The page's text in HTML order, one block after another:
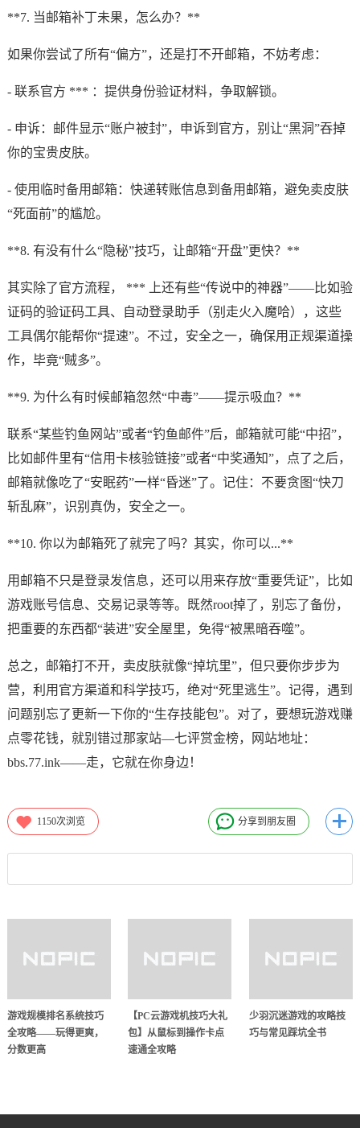
**7. 当邮箱补丁未果，怎么办？**
如果你尝试了所有“偏方”，还是打不开邮箱，不妨考虑：
- 联系官方 *** ：提供身份验证材料，争取解锁。
- 申诉：邮件显示“账户被封”，申诉到官方，别让“黑洞”吞掉
你的宝贵皮肤。
- 使用临时备用邮箱：快递转账信息到备用邮箱，避免卖皮肤
“死面前”的尴尬。
**8. 有没有什么“隐秘”技巧，让邮箱“开盘”更快？**
其实除了官方流程， *** 上还有些“传说中的神器”——比如验
证码的验证码工具、自动登录助手（别走火入魔哈），这些
工具偶尔能帮你“提速”。不过，安全之一，确保用正规渠道操
作，毕竟“贼多”。
**9. 为什么有时候邮箱忽然“中毒”——提示吸血？**
联系“某些钓鱼网站”或者“钓鱼邮件”后，邮箱就可能“中招”，
比如邮件里有“信用卡核验链接”或者“中奖通知”，点了之后，
邮箱就像吃了“安眠药”一样“昏迷”了。记住：不要贪图“快刀
斩乱麻”，识别真伪，安全之一。
**10. 你以为邮箱死了就完了吗？其实，你可以...**
用邮箱不只是登录发信息，还可以用来存放“重要凭证”，比如
游戏账号信息、交易记录等等。既然root掉了，别忘了备份，
把重要的东西都“装进”安全屋里，免得“被黑暗吞噬”。
总之，邮箱打不开，卖皮肤就像“掉坑里”，但只要你步步为
营，利用官方渠道和科学技巧，绝对“死里逃生”。记得，遇到
问题别忘了更新一下你的“生存技能包”。对了，要想玩游戏赚
点零花钱，就别错过那家站—七评赏金榜，网站地址：
bbs.77.ink——走，它就在你身边！
1150次浏览 分享到朋友圈
游戏规模排名系统技巧
全攻略——玩得更爽，
分数更高
【PC云游戏机技巧大礼
包】从鼠标到操作卡点
速通全攻略
少羽沉迷游戏的攻略技
巧与常见踩坑全书